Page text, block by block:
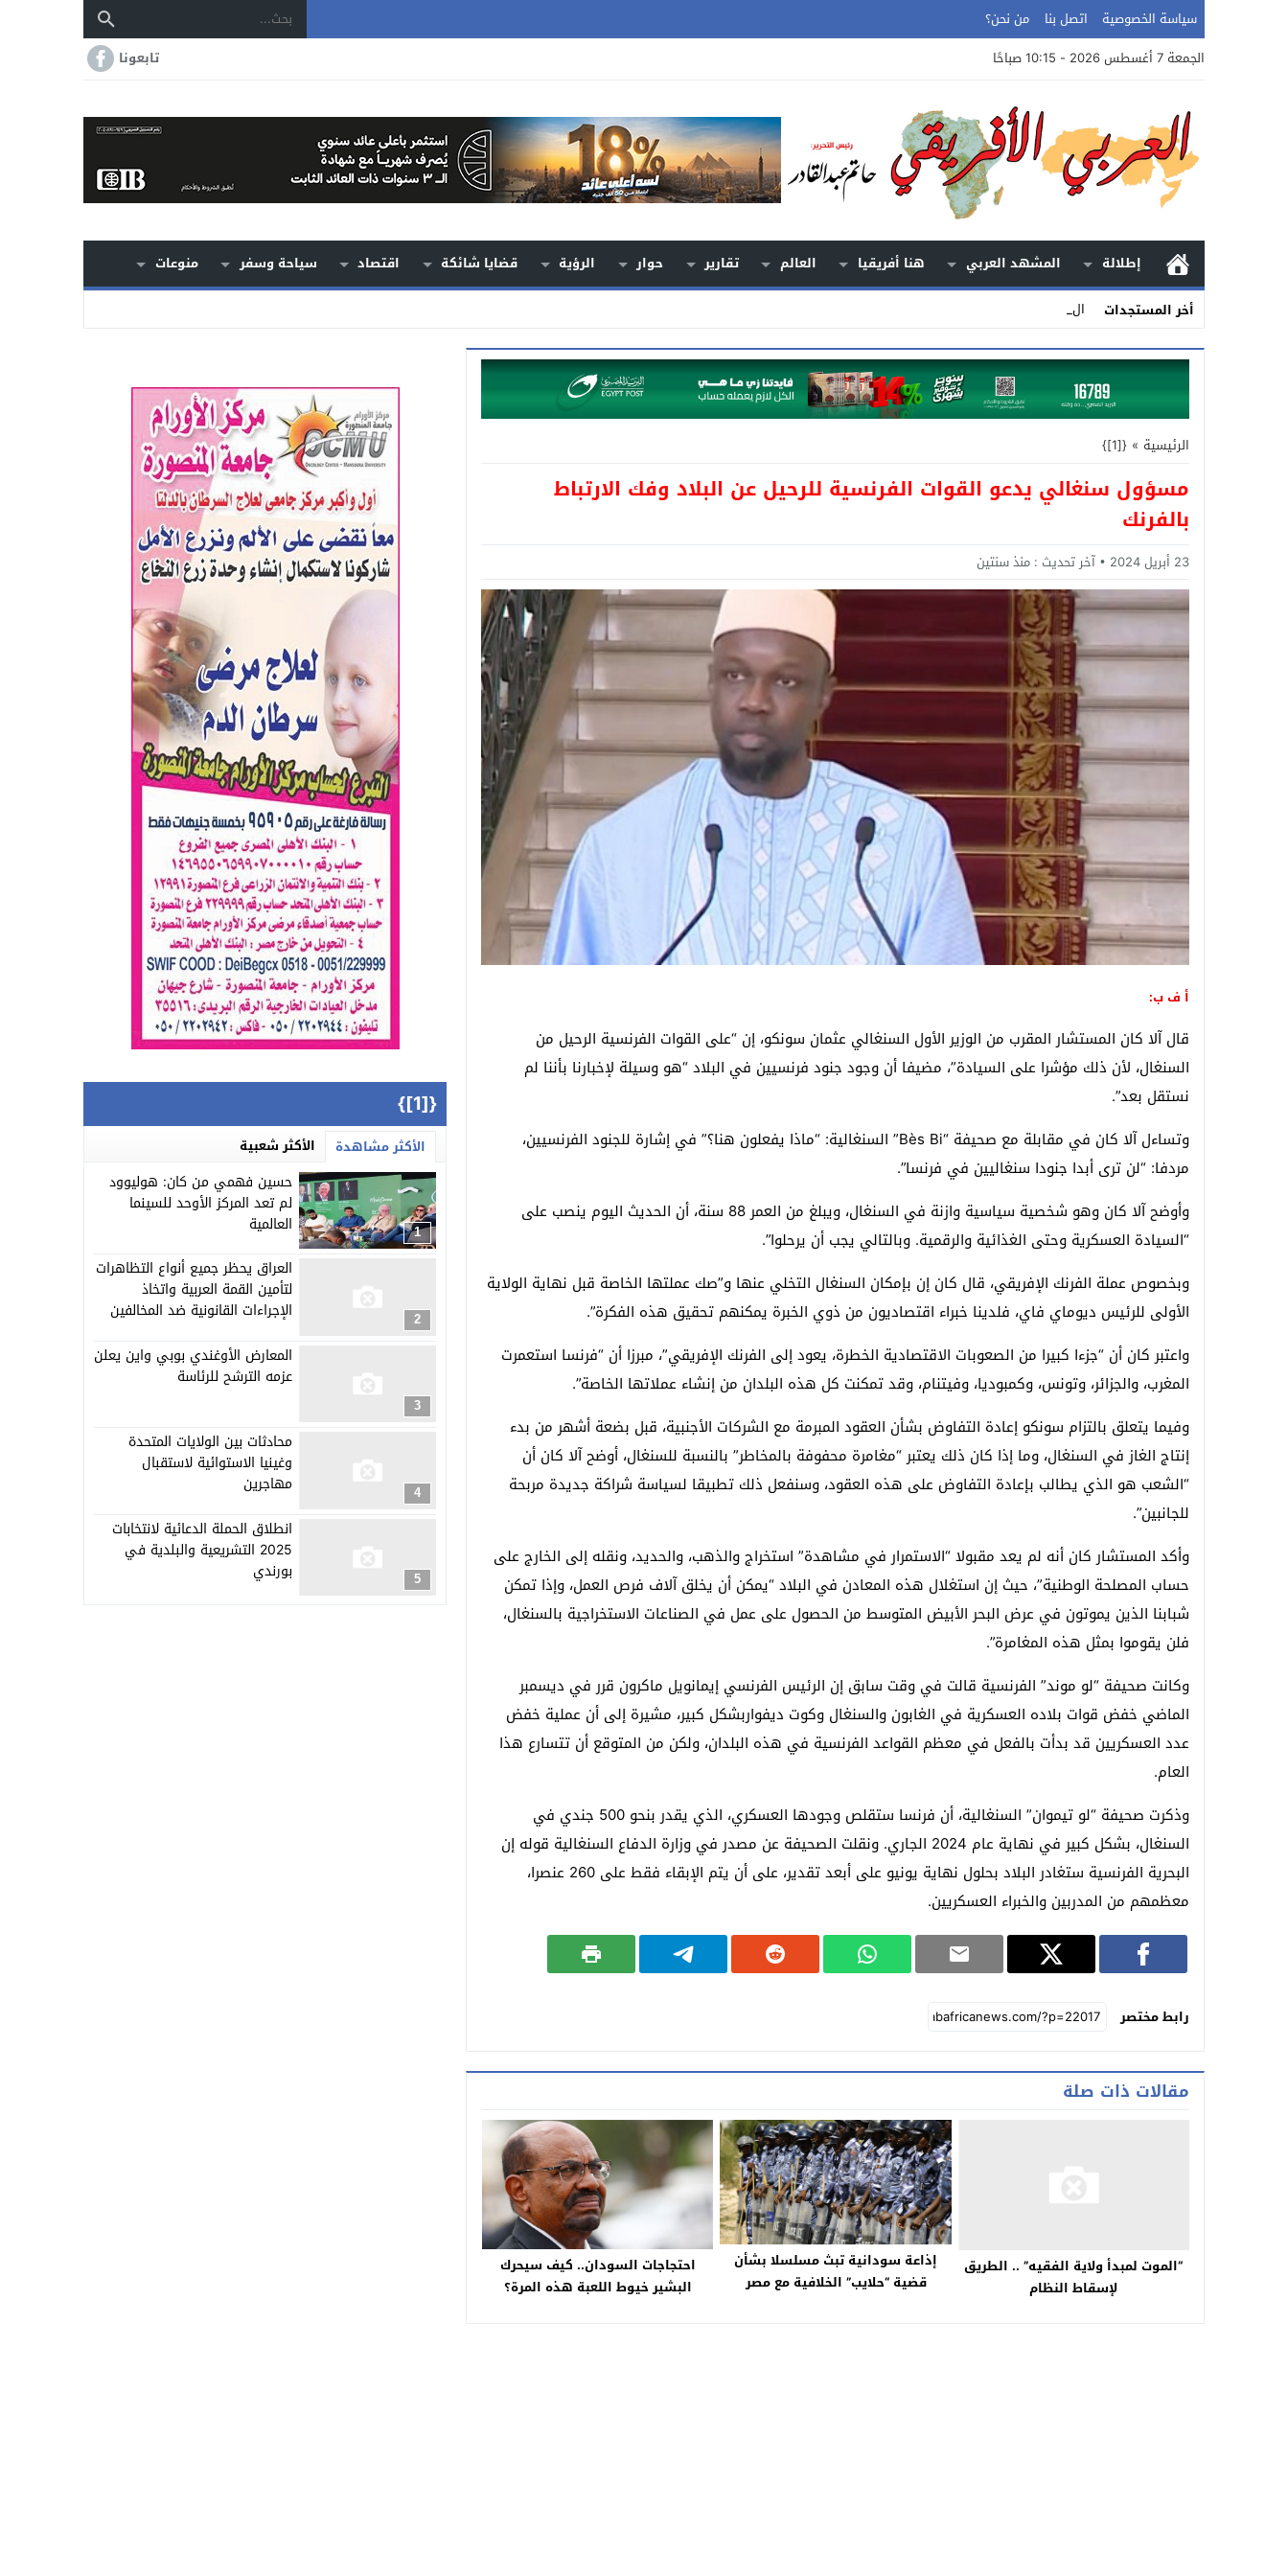
سياسة الخصوصية اتصل بنا
من نحن؟
الجمعة 7 أغسطس 2026 - 10:15 صباحًا
تابعونا
إطلالة المشهد العربي هنا أفريقيا العالم تقارير حوار الرؤية قضايا شائكة اقتصاد سياحة وسفر
منوعات
أخر المستجدات
الأرض.. الحك_
Stop
Previous
Next
الرئيسية »
{[1]}
مسؤول سنغالي يدعو القوات الفرنسية للرحيل عن البلاد وفك الارتباط
بالفرنك
23 أبريل 2024 آخر تحديث : منذ سنتين
أ ف ب:
قال آلا كان المستشار المقرب من الوزير الأول السنغالي عثمان سونكو، إن “على القوات الفرنسية الرحيل من
السنغال، لأن ذلك مؤشرا على السيادة”، مضيفا أن وجود جنود فرنسيين في البلاد “هو وسيلة لإخبارنا بأننا لم
نستقل بعد”.
وتساءل آلا كان في مقابلة مع صحيفة “Bès Bi” السنغالية: “ماذا يفعلون هنا؟” في إشارة للجنود الفرنسيين،
مردفا: “لن ترى أبدا جنودا سنغاليين في فرنسا”.
وأوضح آلا كان وهو شخصية سياسية وازنة في السنغال، ويبلغ من العمر 88 سنة، أن الحديث اليوم ينصب على
“السيادة العسكرية وحتى الغذائية والرقمية. وبالتالي يجب أن يرحلوا”.
وبخصوص عملة الفرنك الإفريقي، قال كان إن بإمكان السنغال التخلي عنها و”صك عملتها الخاصة قبل نهاية الولاية
الأولى للرئيس ديوماي فاي، فلدينا خبراء اقتصاديون من ذوي الخبرة يمكنهم تحقيق هذه الفكرة”.
واعتبر كان أن “جزءا كبيرا من الصعوبات الاقتصادية الخطرة، يعود إلى الفرنك الإفريقي”، مبرزا أن “فرنسا استعمرت
المغرب، والجزائر، وتونس، وكمبوديا، وفيتنام، وقد تمكنت كل هذه البلدان من إنشاء عملاتها الخاصة”.
وفيما يتعلق بالتزام سونكو إعادة التفاوض بشأن العقود المبرمة مع الشركات الأجنبية، قبل بضعة أشهر من بدء
إنتاج الغاز في السنغال، وما إذا كان ذلك يعتبر “مغامرة محفوفة بالمخاطر” بالنسبة للسنغال، أوضح آلا كان أن
“الشعب هو الذي يطالب بإعادة التفاوض على هذه العقود، وسنفعل ذلك تطبيقا لسياسة شراكة جديدة مربحة
للجانبين”.
وأكد المستشار كان أنه لم يعد مقبولا “الاستمرار في مشاهدة” استخراج والذهب، والحديد، ونقله إلى الخارج على
حساب المصلحة الوطنية”، حيث إن استغلال هذه المعادن في البلاد “يمكن أن يخلق آلاف فرص العمل، وإذا تمكن
شبابنا الذين يموتون في عرض البحر الأبيض المتوسط من الحصول على عمل في الصناعات الاستخراجية بالسنغال،
فلن يقوموا بمثل هذه المغامرة”.
وكانت صحيفة “لو موند” الفرنسية قالت في وقت سابق إن الرئيس الفرنسي إيمانويل ماكرون قرر في ديسمبر
الماضي خفض قوات بلاده العسكرية في الغابون والسنغال وكوت ديفواربشكل كبير، مشيرة إلى أن عملية خفض
عدد العسكريين قد بدأت بالفعل في معظم القواعد الفرنسية في هذه البلدان، ولكن من المتوقع أن تتسارع هذا
العام.
وذكرت صحيفة “لو تيموان” السنغالية، أن فرنسا ستقلص وجودها العسكري، الذي يقدر بنحو 500 جندي في
السنغال، بشكل كبير في نهاية عام 2024 الجاري. ونقلت الصحيفة عن مصدر في وزارة الدفاع السنغالية قوله إن
البحرية الفرنسية ستغادر البلاد بحلول نهاية يونيو على أبعد تقدير، على أن يتم الإبقاء فقط على 260 عنصرا،
معظمهم من المدربين والخبراء العسكريين.
رابط مختصر
مقالات ذات صلة
“الموت لمبدأ ولاية الفقيه” .. الطريق
لإسقاط النظام
إذاعة سودانية تبث مسلسلا بشأن
قضية “حلايب” الخلافية مع مصر
احتجاجات السودان.. كيف سيحرك
البشير خيوط اللعبة هذه المرة؟
{[1]}
الأكثر مشاهدة الأكثر شعبية
1
حسين فهمي من كان: هوليوود
لم تعد المركز الأوحد للسينما
العالمية
2
العراق يحظر جميع أنواع التظاهرات
لتأمين القمة العربية واتخاذ
الإجراءات القانونية ضد المخالفين
3
المعارض الأوغندي بوبي واين يعلن
عزمه الترشح للرئاسة
4
محادثات بين الولايات المتحدة
وغينيا الاستوائية لاستقبال
مهاجرين
5
انطلاق الحملة الدعائية لانتخابات
2025 التشريعية والبلدية في
بورندي